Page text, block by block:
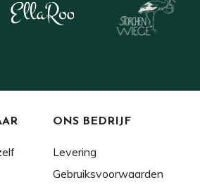
ONS BEDRIJF
Levering
Gebruiksvoorwaarden